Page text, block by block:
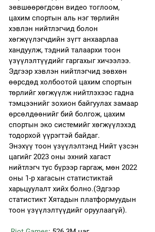
зөвшөөрөгдсөн видео тоглоом,
цахим спортын аль нэг төрлийн
хэвлэн нийтлэгчид болон
хөгжүүлэгчдийн зүгт анхаарлаа
хандуулж, тэдний талаархи тоон
үзүүлэлтүүдийг гаргахыг хичээлээ.
Эдгээр хэвлэн нийтлэгчид зөвхөн
өөрсдөд холбоотой цахим спортын
төрлийг хөгжүүлж нийтлэхээс гадна
тэмцээнийг зохион байгуулах замаар
өрсөлдөөнийг бий болгож, цахим
спортын эко системийг хөгжүүлэхэд
тодорхой үүрэгтэй байдаг.
Энэхүү тоон үзүүлэлтэнд Нийт үзсэн
цагийг 2023 оны эхний хагаст
нийтлэгч тус бүрээр гаргаж, мөн 2022
оны 1-р хагасын статистиктай
харьцуулалт хийх болно.(Эдгээр
статистикт Хятадын платформуудын
тоон үзүүлэлтүүдийг оруулаагүй).